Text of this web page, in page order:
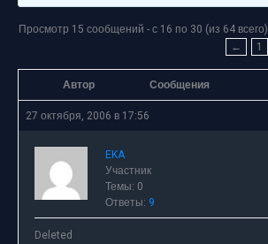
Просмотр 15 сообщений - с 16 по 30 (из 64 всего)
←
1
Автор
Сообщения
27 октября, 2006 в 17:56
EKA
Участник
Темы: 0
Ответы: 9
Deleted